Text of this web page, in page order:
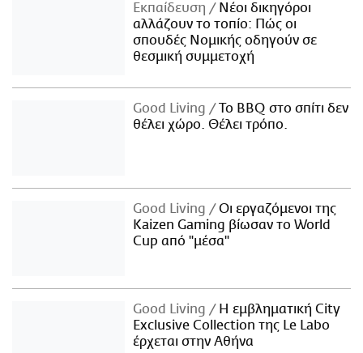
Εκπαίδευση
Νέοι δικηγόροι
αλλάζουν το τοπίο: Πώς οι
σπουδές Νομικής οδηγούν σε
θεσμική συμμετοχή
Good Living
Το BBQ στο σπίτι δεν
θέλει χώρο. Θέλει τρόπο.
Good Living
Οι εργαζόμενοι της
Kaizen Gaming βίωσαν το World
Cup από "μέσα"
Good Living
Η εμβληματική City
Exclusive Collection της Le Labo
έρχεται στην Αθήνα